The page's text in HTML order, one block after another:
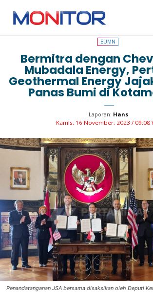
BUMN
BUMN
Bermitra dengan
Mubadala Energy,
Geothermal Energy
Panas Bumi di
Laporan: Hans
Kamis, 16 November, 2023 / 09:08
Penandatanganan JSA bersama disaksikan oleh Deputi